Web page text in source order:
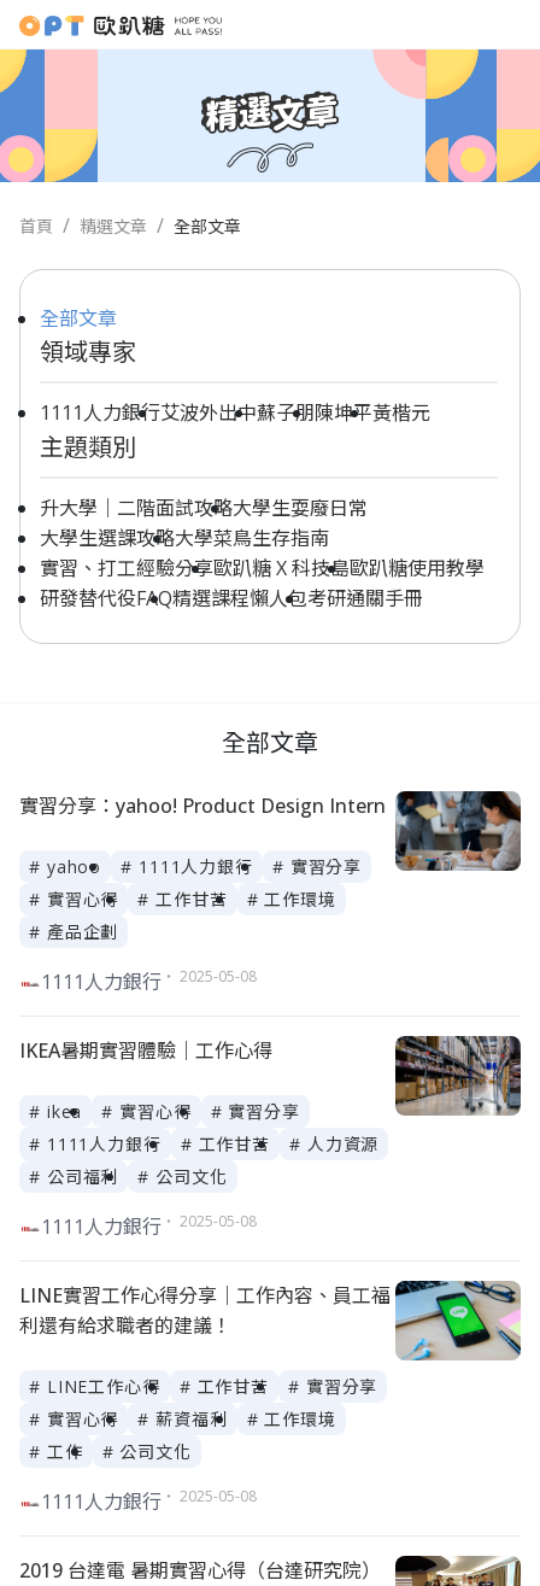
首頁 精選文章 全部文章
全部文章
領域專家
1111人力銀行艾波外出中蘇子朋陳坤平黃楷元
主題類別
升大學｜二階面試攻略大學生耍廢日常
大學生選課攻略大學菜鳥生存指南
實習、打工經驗分享歐趴糖 X 科技島歐趴糖使用教學
研發替代役FAQ精選課程懶人包考研通關手冊
全部文章
實習分享：yahoo! Product Design Intern
# yahoo # 1111人力銀行
# 實習分享
# 實習心得
# 工作甘苦
# 工作環境
# 產品企劃
1111人力銀行 ・ 2025-05-08
IKEA暑期實習體驗｜工作心得
# ikea # 實習心得
# 實習分享
# 1111人力銀行
# 工作甘苦
# 人力資源
# 公司福利
# 公司文化
1111人力銀行 ・ 2025-05-08
LINE實習工作心得分享｜工作內容、員工福
利還有給求職者的建議！
# LINE工作心得 # 工作甘苦
# 實習分享
# 實習心得
# 薪資福利
# 工作環境
# 工作
# 公司文化
1111人力銀行 ・ 2025-05-08
2019 台達電 暑期實習心得（台達研究院）